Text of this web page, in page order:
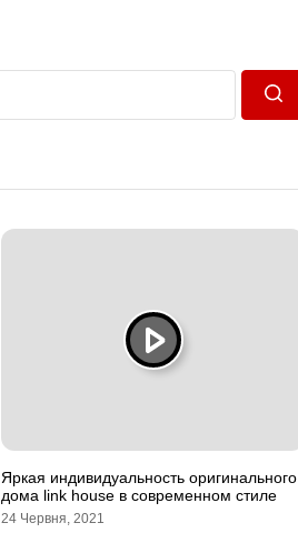
Яркая индивидуальность оригинального
дома link house в современном стиле
24 Червня, 2021